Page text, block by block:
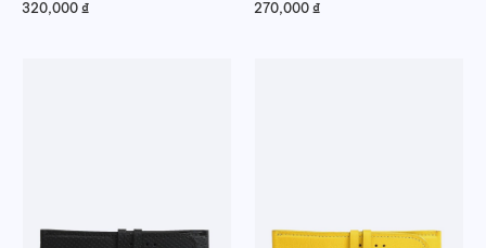
320,000 ₫
270,000 ₫